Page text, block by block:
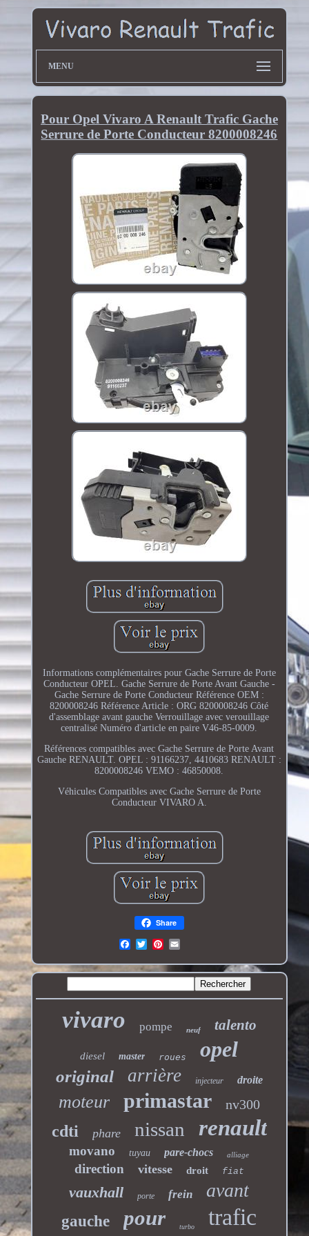
MENU
Pour Opel Vivaro A Renault Trafic Gache
Serrure de Porte Conducteur 8200008246
Informations complémentaires pour Gache Serrure de Porte
Conducteur OPEL. Gache Serrure de Porte Avant Gauche -
Gache Serrure de Porte Conducteur Référence OEM :
8200008246 Référence Article : ORG 8200008246 Côté
d'assemblage avant gauche Verrouillage avec verouillage
centralisé Numéro d'article en paire V46-85-0009.
Références compatibles avec Gache Serrure de Porte Avant
Gauche RENAULT. OPEL : 91166237, 4410683 RENAULT :
8200008246 VEMO : 46850008.
Véhicules Compatibles avec Gache Serrure de Porte
Conducteur VIVARO A.
Share
vivaro pompe neuf talento
diesel master roues opel
original arrière injecteur droite
moteur primastar nv300
cdti phare nissan renault
movano tuyau pare-chocs alliage
direction vitesse droit fiat
vauxhall porte frein avant
gauche pour turbo trafic